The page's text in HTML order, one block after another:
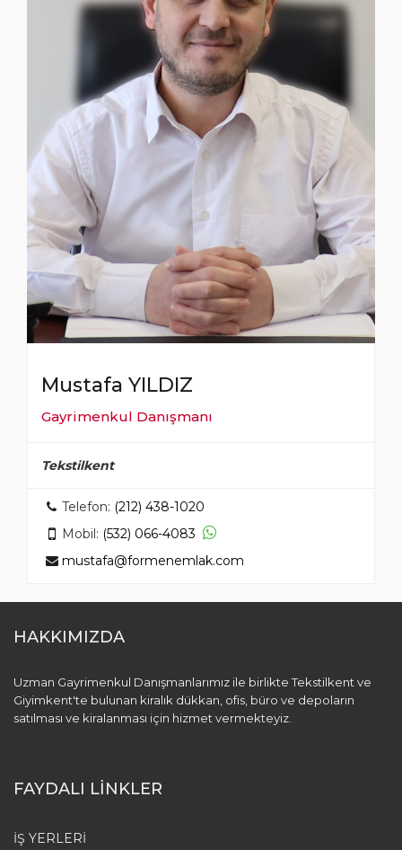
Mustafa YILDIZ
Gayrimenkul Danışmanı
Tekstilkent
Telefon: (212) 438-1020
Mobil: (532) 066-4083
mustafa@formenemlak.com
HAKKIMIZDA
Uzman Gayrimenkul Danışmanlarımız ile birlikte Tekstilkent ve
Giyimkent'te bulunan kiralık dükkan, ofis, büro ve depoların
satılması ve kiralanması için hizmet vermekteyiz.
FAYDALI LİNKLER
İŞ YERLERI